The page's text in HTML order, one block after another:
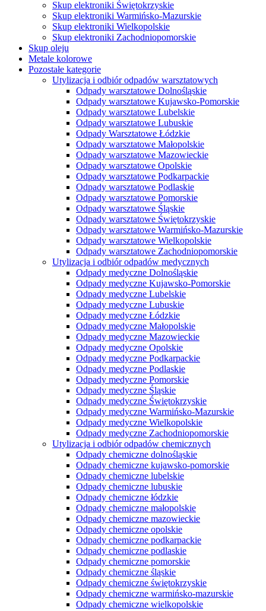
Skup elektroniki Świętokrzyskie
Skup elektroniki Warmińsko-Mazurskie
Skup elektroniki Wielkopolskie
Skup elektroniki Zachodniopomorskie
Skup oleju
Metale kolorowe
Pozostałe kategorie
Utylizacja i odbiór odpadów warsztatowych
Odpady warsztatowe Dolnośląskie
Odpady warsztatowe Kujawsko-Pomorskie
Odpady warsztatowe Lubelskie
Odpady warsztatowe Lubuskie
Odpady Warsztatowe Łódzkie
Odpady warsztatowe Małopolskie
Odpady warsztatowe Mazowieckie
Odpady warsztatowe Opolskie
Odpady warsztatowe Podkarpackie
Odpady warsztatowe Podlaskie
Odpady warsztatowe Pomorskie
Odpady warsztatowe Śląskie
Odpady warsztatowe Świętokrzyskie
Odpady warsztatowe Warmińsko-Mazurskie
Odpady warsztatowe Wielkopolskie
Odpady warsztatowe Zachodniopomorskie
Utylizacja i odbiór odpadów medycznych
Odpady medyczne Dolnośląskie
Odpady medyczne Kujawsko-Pomorskie
Odpady medyczne Lubelskie
Odpady medyczne Lubuskie
Odpady medyczne Łódzkie
Odpady medyczne Małopolskie
Odpady medyczne Mazowieckie
Odpady medyczne Opolskie
Odpady medyczne Podkarpackie
Odpady medyczne Podlaskie
Odpady medyczne Pomorskie
Odpady medyczne Śląskie
Odpady medyczne Świętokrzyskie
Odpady medyczne Warmińsko-Mazurskie
Odpady medyczne Wielkopolskie
Odpady medyczne Zachodniopomorskie
Utylizacja i odbiór odpadów chemicznych
Odpady chemiczne dolnośląskie
Odpady chemiczne kujawsko-pomorskie
Odpady chemiczne lubelskie
Odpady chemiczne lubuskie
Odpady chemiczne łódzkie
Odpady chemiczne małopolskie
Odpady chemiczne mazowieckie
Odpady chemiczne opolskie
Odpady chemiczne podkarpackie
Odpady chemiczne podlaskie
Odpady chemiczne pomorskie
Odpady chemiczne śląskie
Odpady chemiczne świętokrzyskie
Odpady chemiczne warmińsko-mazurskie
Odpady chemiczne wielkopolskie